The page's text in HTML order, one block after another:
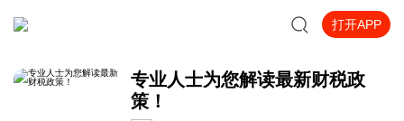
打开APP
专业人士为您解读最新财税政
策！